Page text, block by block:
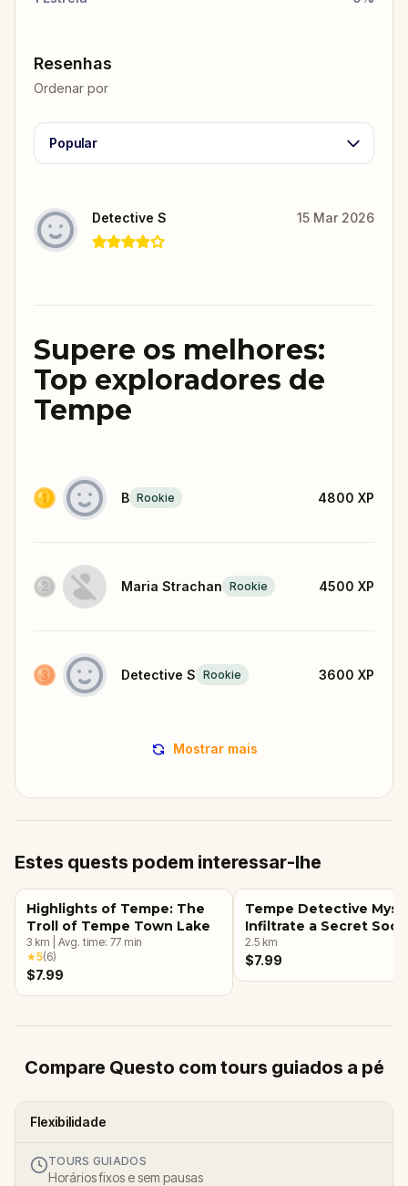
Resenhas
Ordenar por
Popular
Detective S 15 Mar 2026
Supere os melhores:
Top exploradores de
Tempe
B Rookie 4800 XP
Maria Strachan Rookie 4500 XP
Detective S Rookie 3600 XP
Mostrar mais
Estes quests podem interessar-lhe
Highlights of Tempe: The
Troll of Tempe Town Lake
3 km Avg. time: 77 min
★5(6)
$7.99
Tempe Detective
Infiltrate a Secret
2.5 km
$7.99
Compare Questo com tours guiados a pé
Flexibilidade
TOURS GUIADOS
Horários fixos e sem pausas